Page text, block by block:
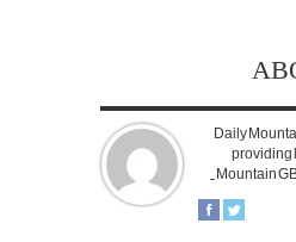
Daily
Mountain